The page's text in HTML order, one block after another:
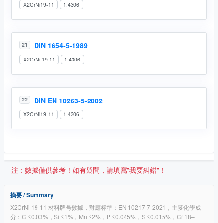
X2CrNi19-11 1.4306
21 DIN 1654-5-1989
X2CrNi 19 11 1.4306
22 DIN EN 10263-5-2002
X2CrNi19-11 1.4306
注：數據僅供參考！如有疑問，請填寫"我要糾錯"！
摘要 / Summary
X2CrNi 19-11 材料牌号數據，對應标準：EN 10217-7-2021，主要化學成
分：C ≤0.03%，Si ≤1%，Mn ≤2%，P ≤0.045%，S ≤0.015%，Cr 18–